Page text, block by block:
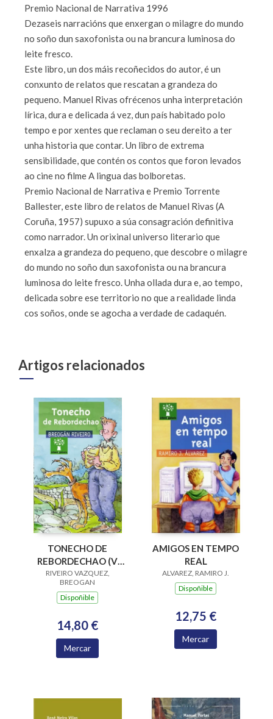
Premio Nacional de Narrativa 1996
Dezaseis narracións que enxergan o milagre do mundo
no soño dun saxofonista ou na brancura luminosa do
leite fresco.
Este libro, un dos máis recoñecidos do autor, é un
conxunto de relatos que rescatan a grandeza do
pequeno. Manuel Rivas ofrécenos unha interpretación
lírica, dura e delicada á vez, dun país habitado polo
tempo e por xentes que reclaman o seu dereito a ter
unha historia que contar. Un libro de extrema
sensibilidade, que contén os contos que foron levados
ao cine no filme A lingua das bolboretas.
Premio Nacional de Narrativa e Premio Torrente
Ballester, este libro de relatos de Manuel Rivas (A
Coruña, 1957) supuxo a súa consagración definitiva
como narrador. Un orixinal universo literario que
enxalza a grandeza do pequeno, que descobre o milagre
do mundo no soño dun saxofonista ou na brancura
luminosa do leite fresco. Unha ollada dura e, ao tempo,
delicada sobre ese territorio no que a realidade linda
cos soños, onde se agocha a verdade de cadaquén.
Artigos relacionados
TONECHO DE
REBORDECHAO (V
PREMIO RAIÑA LUPA
2004)
RIVEIRO VAZQUEZ,
BREOGAN
Dispoñible
14,80 €
Mercar
AMIGOS EN TEMPO
REAL
ALVAREZ, RAMIRO J.
Dispoñible
12,75 €
Mercar